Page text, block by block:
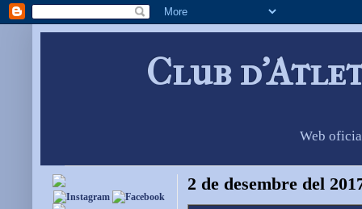
Club
Web
2 de desembre del